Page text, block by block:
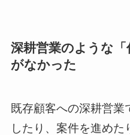
深耕営業のような「
がなかった
既存顧客への深耕営業
したり、案件を進めた